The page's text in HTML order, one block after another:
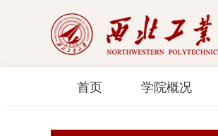
首页 学院概况